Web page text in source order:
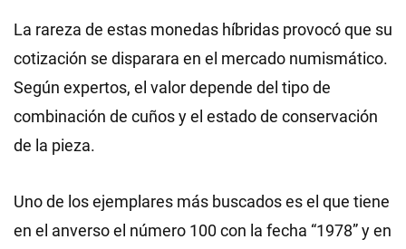
La rareza de estas monedas híbridas provocó que su
cotización se disparara en el mercado numismático.
Según expertos, el valor depende del tipo de
combinación de cuños y el estado de conservación
de la pieza.
Uno de los ejemplares más buscados es el que tiene
en el anverso el número 100 con la fecha “1978” y en